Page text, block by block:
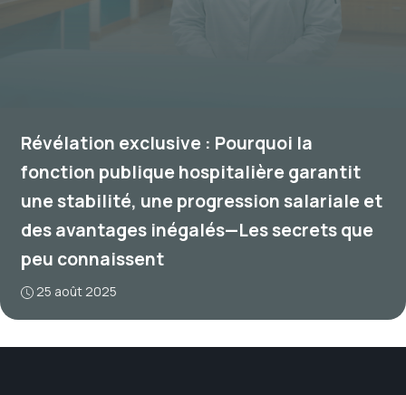
Révélation exclusive : Pourquoi la
fonction publique hospitalière garantit
une stabilité, une progression salariale et
des avantages inégalés—Les secrets que
peu connaissent
25 août 2025